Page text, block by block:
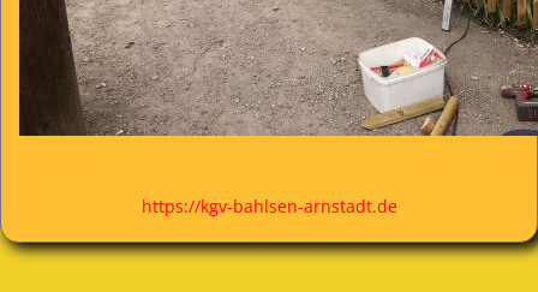
https://kgv-bahlsen-arnstadt.de